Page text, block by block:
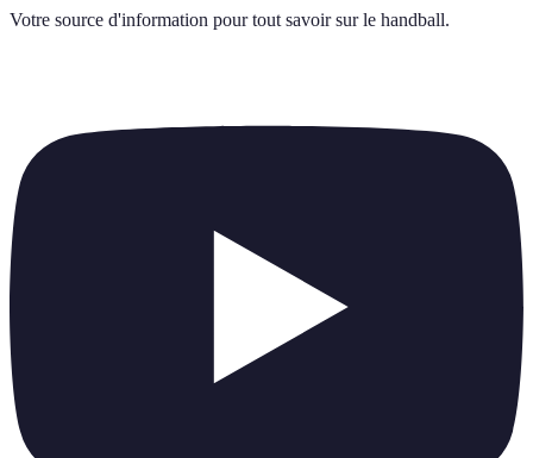
Votre source d'information pour tout savoir sur le handball.